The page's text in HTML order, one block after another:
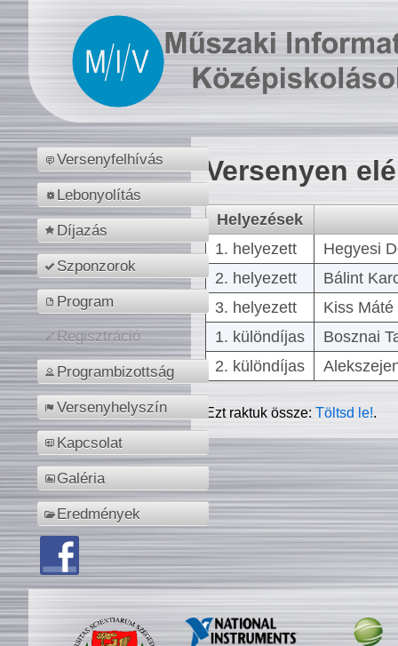
Versenyfelhívás
Lebonyolítás
Díjazás
Szponzorok
Program
Regisztráció
Programbizottság
Versenyhelyszín
Kapcsolat
Galéria
Eredmények
Versenyen
Helyezések
1. helyezett
Hegyesi
2. helyezett
Bálint
3. helyezett
Kiss
1. különdíjas
Bosznai
2. különdíjas
Ezt raktuk össze:Töltsd le!.